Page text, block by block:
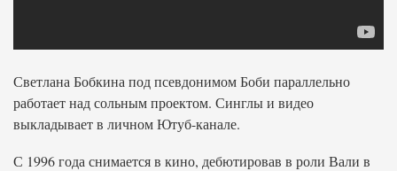
Светлана Бобкина под псевдонимом Боби параллельно
работает над сольным проектом. Синглы и видео
выкладывает в личном Ютуб-канале.
С 1996 года снимается в кино, дебютировав в роли Вали в